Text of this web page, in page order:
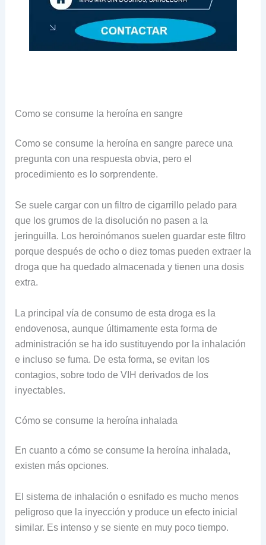
Como se consume la heroína en sangre
Como se consume la heroína en sangre parece una
pregunta con una respuesta obvia, pero el
procedimiento es lo sorprendente.
Se suele cargar con un filtro de cigarrillo pelado para
que los grumos de la disolución no pasen a la
jeringuilla. Los heroinómanos suelen guardar este filtro
porque después de ocho o diez tomas pueden extraer la
droga que ha quedado almacenada y tienen una dosis
extra.
La principal vía de consumo de esta droga es la
endovenosa, aunque últimamente esta forma de
administración se ha ido sustituyendo por la inhalación
e incluso se fuma. De esta forma, se evitan los
contagios, sobre todo de VIH derivados de los
inyectables.
Cómo se consume la heroína inhalada
En cuanto a cómo se consume la heroína inhalada,
existen más opciones.
El sistema de inhalación o esnifado es mucho menos
peligroso que la inyección y produce un efecto inicial
similar. Es intenso y se siente en muy poco tiempo.